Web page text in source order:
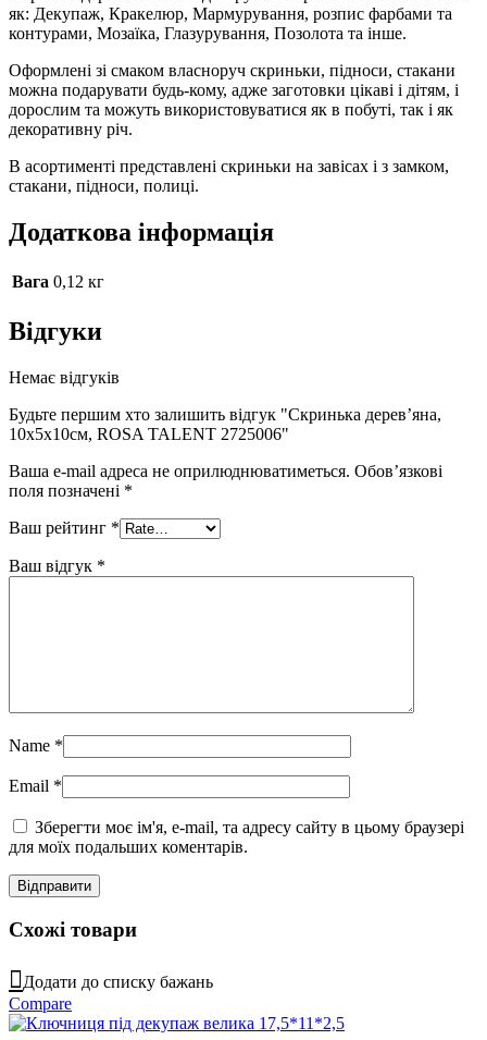
як: Декупаж, Кракелюр, Мармурування, розпис фарбами та
контурами, Мозаїка, Глазурування, Позолота та інше.
Оформлені зі смаком власноруч скриньки, підноси, стакани
можна подарувати будь-кому, адже заготовки цікаві і дітям, і
дорослим та можуть використовуватися як в побуті, так і як
декоративну річ.
В асортименті представлені скриньки на завісах і з замком,
стакани, підноси, полиці.
Додаткова інформація
Вага 0,12 кг
Відгуки
Немає відгуків
Будьте першим хто залишить відгук "Скринька дерев’яна,
10х5х10см, ROSA TALENT 2725006"
Ваша e-mail адреса не оприлюднюватиметься. Обов’язкові
поля позначені *
Ваш рейтинг *
Ваш відгук *
Name *
Email *
Зберегти моє ім'я, e-mail, та адресу сайту в цьому браузері
для моїх подальших коментарів.
Схожі товари
Додати до списку бажань
Compare